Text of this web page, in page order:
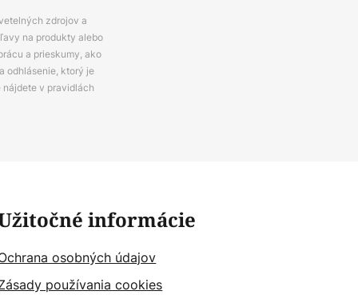
zdrojov a
na produkty alebo
a prieskumy, ako
odhlásenie, ktorý je
v pravidlách
informácie
osobných údajov
používania cookies